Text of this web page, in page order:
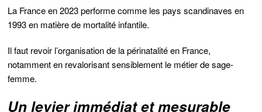
La France en 2023 performe comme les pays scandinaves en
1993 en matière de mortalité infantile.
Il faut revoir l’organisation de la périnatalité en France,
notamment en revalorisant sensiblement le métier de sage-
femme.
Un levier immédiat et mesurable